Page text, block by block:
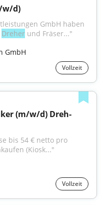
w/d)
GmbH haben
Dreher und Fräser..."
GmbH
Vollzeit
(m/w/d) Dreh-
bis 54 € netto pro
(Kiosk..."
Vollzeit